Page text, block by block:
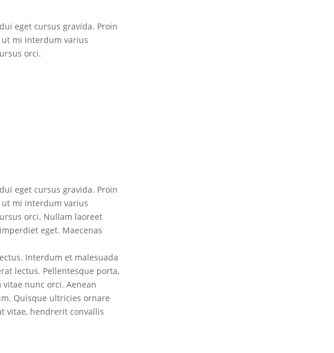
eget cursus gravida. Proin
mi interdum varius
orci.
eget cursus gravida. Proin
mi interdum varius
orci. Nullam laoreet
eget. Maecenas
Interdum et malesuada
lectus. Pellentesque porta,
nunc orci. Aenean
Quisque ultricies ornare
vitae, hendrerit convallis